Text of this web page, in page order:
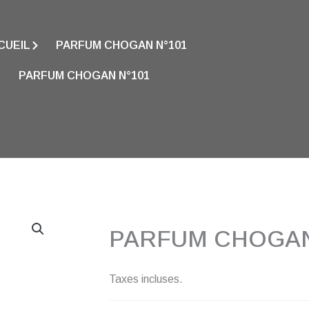
PARFUM CHOGAN N°101
PARFUM CHOGAN N°101
PARFUM
Taxes incluses.